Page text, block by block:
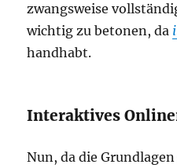
zwangsweise
wichtig zu betonen, da
handhabt.
Interaktives
Nun, da die